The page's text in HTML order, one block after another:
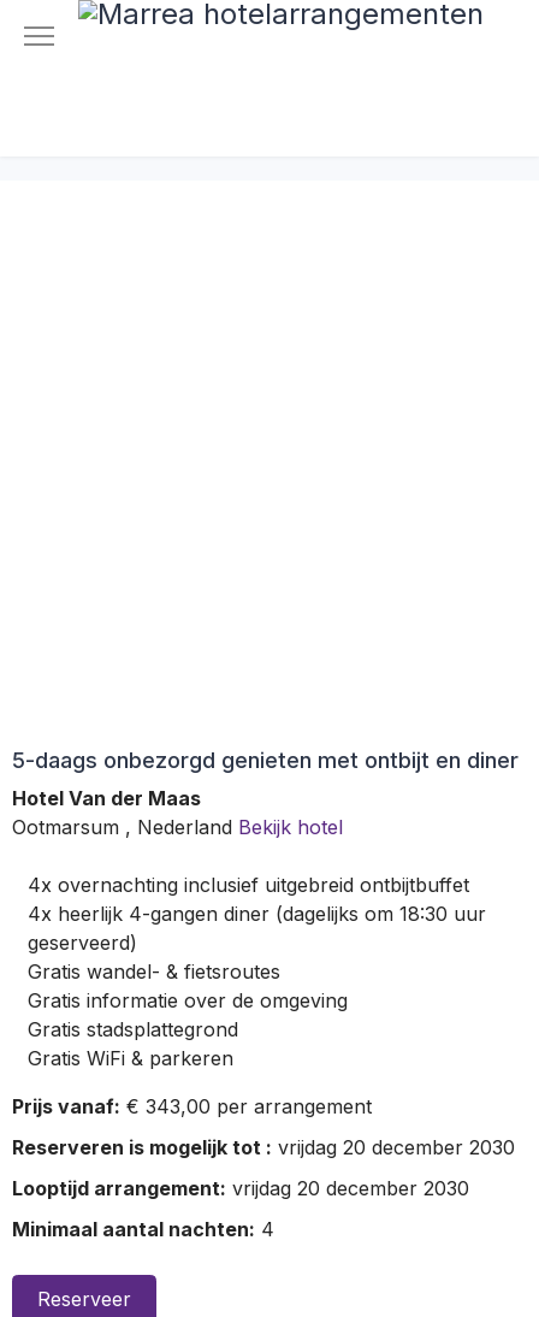
5-daags onbezorgd genieten met ontbijt en diner
Hotel Van der Maas
Ootmarsum , Nederland Bekijk hotel
4x overnachting inclusief uitgebreid ontbijtbuffet
4x heerlijk 4-gangen diner (dagelijks om 18:30 uur
geserveerd)
Gratis wandel- & fietsroutes
Gratis informatie over de omgeving
Gratis stadsplattegrond
Gratis WiFi & parkeren
Prijs vanaf: € 343,00 per arrangement
Reserveren is mogelijk tot : vrijdag 20 december 2030
Looptijd arrangement: vrijdag 20 december 2030
Minimaal aantal nachten: 4
Reserveer